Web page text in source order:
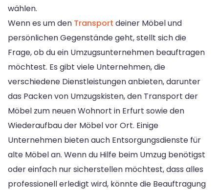
wählen.
Wenn es um den Transport deiner Möbel und
persönlichen Gegenstände geht, stellt sich die
Frage, ob du ein Umzugsunternehmen beauftragen
möchtest. Es gibt viele Unternehmen, die
verschiedene Dienstleistungen anbieten, darunter
das Packen von Umzugskisten, den Transport der
Möbel zum neuen Wohnort in Erfurt sowie den
Wiederaufbau der Möbel vor Ort. Einige
Unternehmen bieten auch Entsorgungsdienste für
alte Möbel an. Wenn du Hilfe beim Umzug benötigst
oder einfach nur sicherstellen möchtest, dass alles
professionell erledigt wird, könnte die Beauftragung